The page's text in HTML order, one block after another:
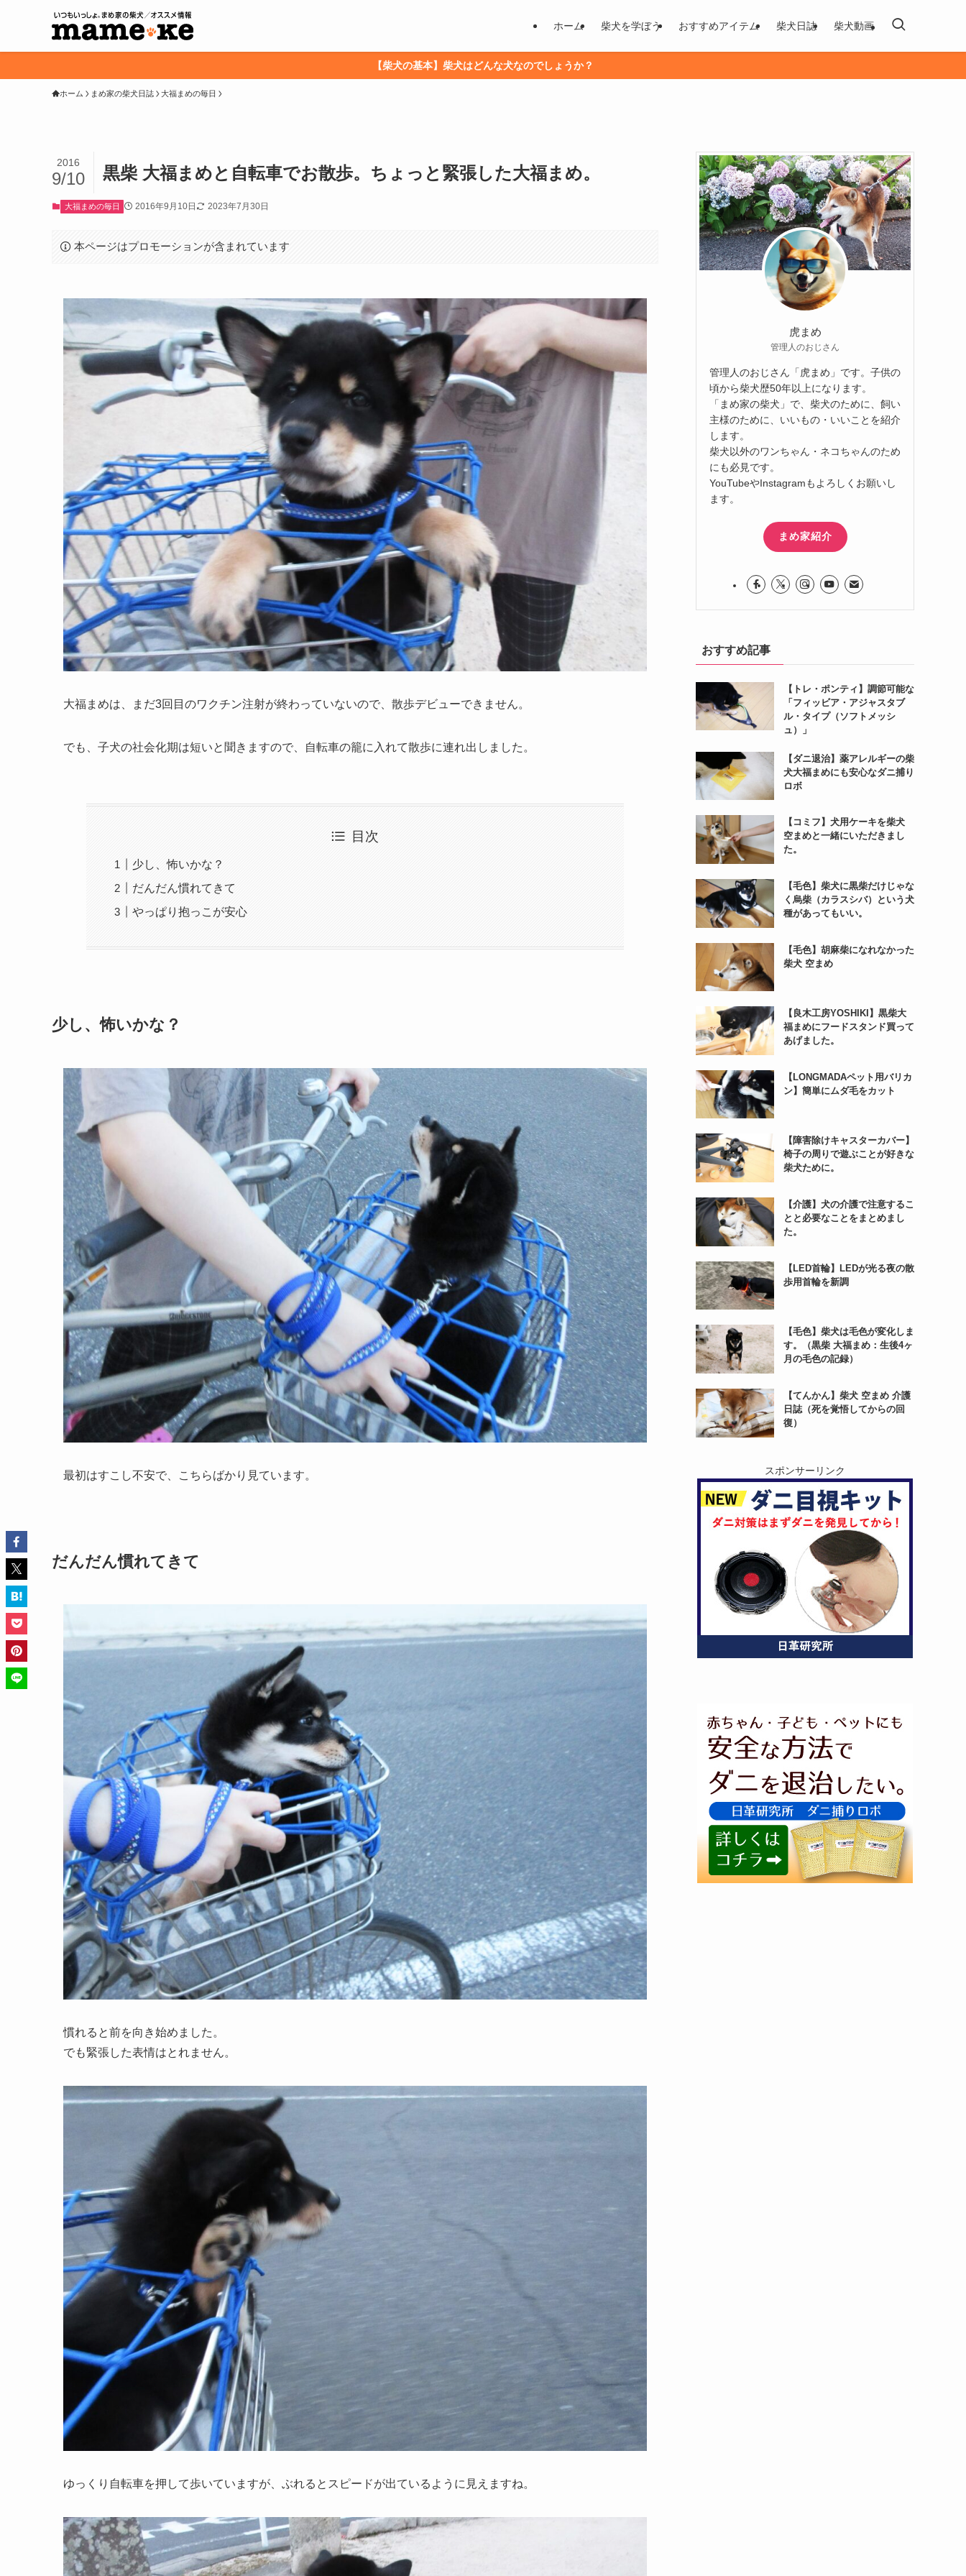
ホーム 柴犬を学ぼう おすすめアイテム 柴犬日誌 柴犬動画
【柴犬の基本】柴犬はどんな犬なのでしょうか？
ホーム まめ家の柴犬日誌 大福まめの毎日
黒柴 大福まめと自転車でお散歩。ちょっと緊張した大福まめ。
2016
9/10
大福まめの毎日 2016年9月10日 2023年7月30日
本ページはプロモーションが含まれています
大福まめは、まだ3回目のワクチン注射が終わっていないので、散歩デビューできません。
でも、子犬の社会化期は短いと聞きますので、自転車の籠に入れて散歩に連れ出しました。
目次
少し、怖いかな？
だんだん慣れてきて
やっぱり抱っこが安心
少し、怖いかな？
最初はすこし不安で、こちらばかり見ています。
だんだん慣れてきて
慣れると前を向き始めました。
でも緊張した表情はとれません。
ゆっくり自転車を押して歩いていますが、ぶれるとスピードが出ているように見えますね。
虎まめ
管理人のおじさん
管理人のおじさん「虎まめ」です。子供の
頃から柴犬歴50年以上になります。
「まめ家の柴犬」で、柴犬のために、飼い
主様のために、いいもの・いいことを紹介
します。
柴犬以外のワンちゃん・ネコちゃんのため
にも必見です。
YouTubeやInstagramもよろしくお願いし
ます。
まめ家紹介
おすすめ記事
【トレ・ポンティ】調節可能な
「フィッビア・アジャスタブ
ル・タイプ（ソフトメッシ
ュ）」
【ダニ退治】薬アレルギーの柴
犬大福まめにも安心なダニ捕り
ロボ
【コミフ】犬用ケーキを柴犬
空まめと一緒にいただきまし
た。
【毛色】柴犬に黒柴だけじゃな
く烏柴（カラスシバ）という犬
種があってもいい。
【毛色】胡麻柴になれなかった
柴犬 空まめ
【良木工房YOSHIKI】黒柴大
福まめにフードスタンド買って
あげました。
【LONGMADAペット用バリカ
ン】簡単にムダ毛をカット
【障害除けキャスターカバー】
椅子の周りで遊ぶことが好きな
柴犬ために。
【介護】犬の介護で注意するこ
とと必要なことをまとめまし
た。
【LED首輪】LEDが光る夜の散
歩用首輪を新調
【毛色】柴犬は毛色が変化しま
す。（黒柴 大福まめ：生後4ヶ
月の毛色の記録）
【てんかん】柴犬 空まめ 介護
日誌（死を覚悟してからの回
復）
スポンサーリンク